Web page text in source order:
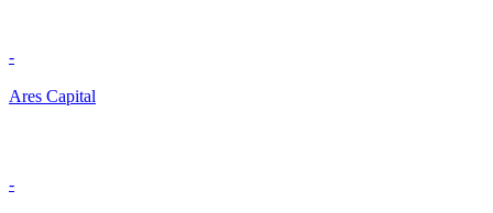
-
Ares Capital
-